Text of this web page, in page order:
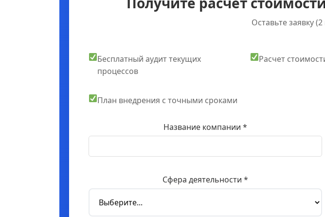
Оставьте заявку
Бесплатный аудит текущих
процессов
Расчет
План внедрения с точными сроками
Название компании *
Сфера деятельности *